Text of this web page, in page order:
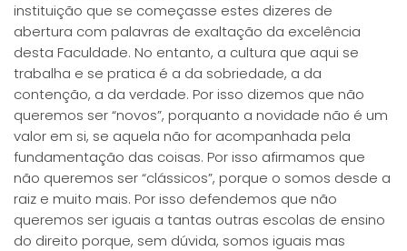
instituição que se começasse estes dizeres de
abertura com palavras de exaltação da excelência
desta Faculdade. No entanto, a cultura que aqui se
trabalha e se pratica é a da sobriedade, a da
contenção, a da verdade. Por isso dizemos que não
queremos ser “novos”, porquanto a novidade não é um
valor em si, se aquela não for acompanhada pela
fundamentação das coisas. Por isso afirmamos que
não queremos ser “clássicos”, porque o somos desde a
raiz e muito mais. Por isso defendemos que não
queremos ser iguais a tantas outras escolas de ensino
do direito porque, sem dúvida, somos iguais mas